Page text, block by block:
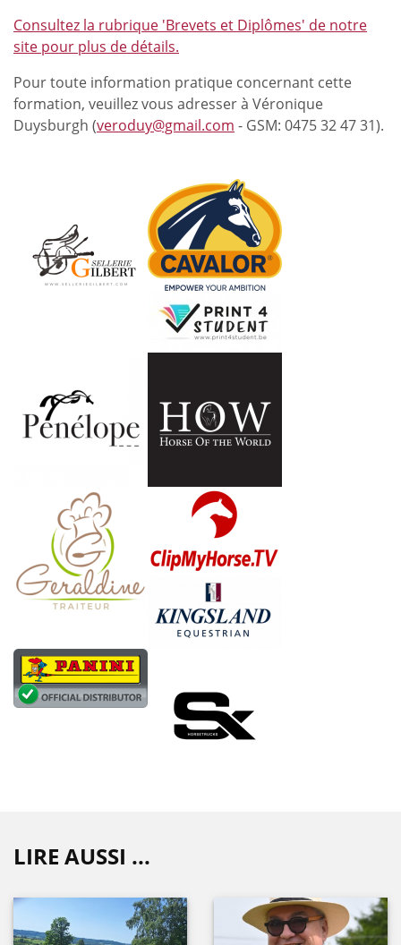
Consultez la rubrique 'Brevets et Diplômes' de notre
site pour plus de détails.
Pour toute information pratique concernant cette
formation, veuillez vous adresser à Véronique
Duysburgh (veroduy@gmail.com - GSM: 0475 32 47 31).
LIRE AUSSI ...